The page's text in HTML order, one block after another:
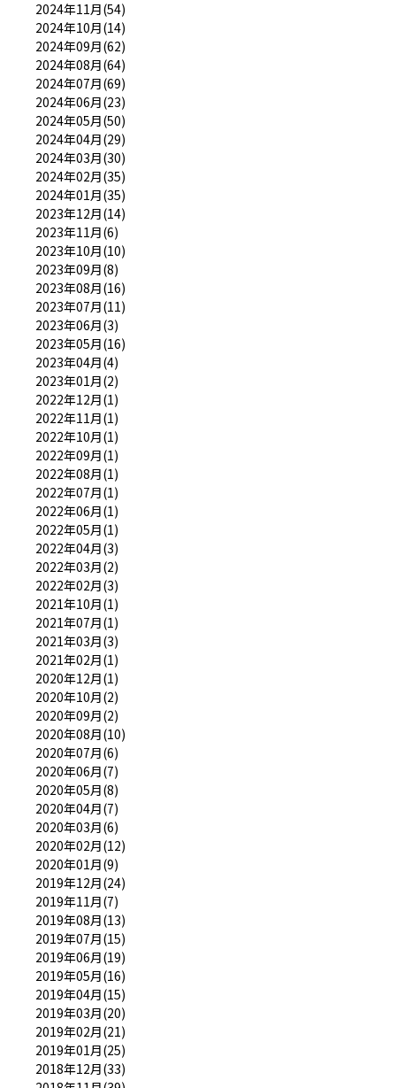
2024年11月(54)
2024年10月(14)
2024年09月(62)
2024年08月(64)
2024年07月(69)
2024年06月(23)
2024年05月(50)
2024年04月(29)
2024年03月(30)
2024年02月(35)
2024年01月(35)
2023年12月(14)
2023年11月(6)
2023年10月(10)
2023年09月(8)
2023年08月(16)
2023年07月(11)
2023年06月(3)
2023年05月(16)
2023年04月(4)
2023年01月(2)
2022年12月(1)
2022年11月(1)
2022年10月(1)
2022年09月(1)
2022年08月(1)
2022年07月(1)
2022年06月(1)
2022年05月(1)
2022年04月(3)
2022年03月(2)
2022年02月(3)
2021年10月(1)
2021年07月(1)
2021年03月(3)
2021年02月(1)
2020年12月(1)
2020年10月(2)
2020年09月(2)
2020年08月(10)
2020年07月(6)
2020年06月(7)
2020年05月(8)
2020年04月(7)
2020年03月(6)
2020年02月(12)
2020年01月(9)
2019年12月(24)
2019年11月(7)
2019年08月(13)
2019年07月(15)
2019年06月(19)
2019年05月(16)
2019年04月(15)
2019年03月(20)
2019年02月(21)
2019年01月(25)
2018年12月(33)